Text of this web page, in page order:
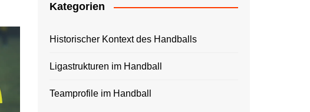
Kategorien
Historischer Kontext des Handballs
Ligastrukturen im Handball
Teamprofile im Handball